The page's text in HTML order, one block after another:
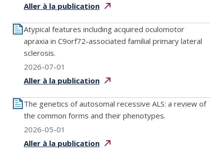
Aller à la publication
Atypical features including acquired oculomotor
apraxia in C9orf72-associated familial primary lateral
sclerosis.
2026-07-01
Aller à la publication
The genetics of autosomal recessive ALS: a review of
the common forms and their phenotypes.
2026-05-01
Aller à la publication